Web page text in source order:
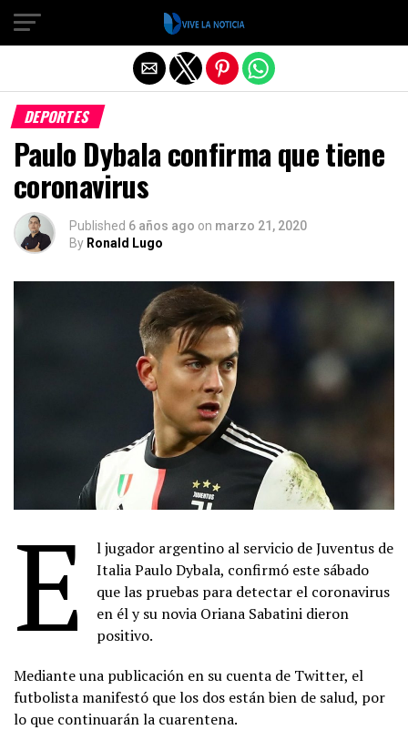
DEPORTES
Paulo Dybala confirma que tiene
coronavirus
Published 6 años ago on marzo 21, 2020
By Ronald Lugo
E
l jugador argentino al servicio de Juventus de
Italia Paulo Dybala, confirmó este sábado
que las pruebas para detectar el coronavirus
en él y su novia Oriana Sabatini dieron
positivo.
Mediante una publicación en su cuenta de Twitter, el
futbolista manifestó que los dos están bien de salud, por
lo que continuarán la cuarentena.
Salir de la versión móvil